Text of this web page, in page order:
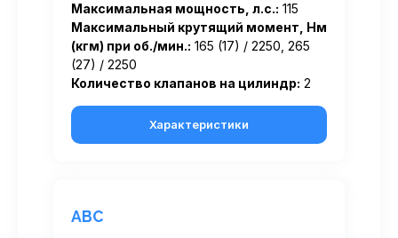
Максимальная мощность, л.с.: 115
Максимальный крутящий момент, Нм
(кгм) при об./мин.: 165 (17) / 2250, 265
(27) / 2250
Количество клапанов на цилиндр: 2
Характеристики
ABC